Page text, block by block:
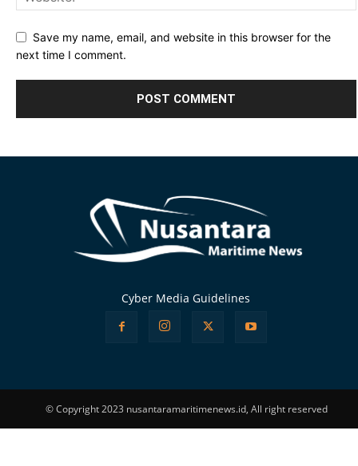
Save my name, email, and website in this browser for the
next time I comment.
Cyber Media Guidelines
© Copyright 2023 nusantaramaritimenews.id, All right reserved